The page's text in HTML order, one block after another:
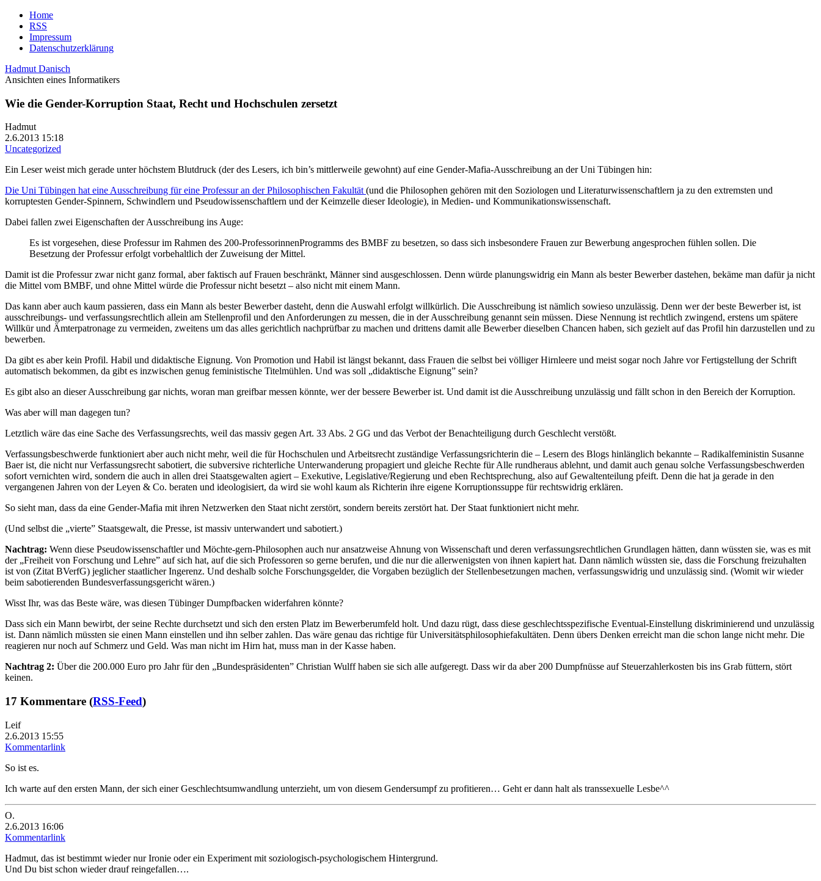
Home
RSS
Impressum
Datenschutzerklärung
Hadmut Danisch
Ansichten eines Informatikers
Wie die Gender-Korruption Staat, Recht und Hochschulen zersetzt
Hadmut
2.6.2013 15:18
Uncategorized
Ein Leser weist mich gerade unter höchstem Blutdruck (der des Lesers, ich bin’s mittlerweile gewohnt) auf eine Gender-Mafia-Ausschreibung an der Uni Tübingen hin:
Die Uni Tübingen hat eine Ausschreibung für eine Professur an der Philosophischen Fakultät(und die Philosophen gehören mit den Soziologen und Literaturwissenschaftlern ja zu den extremsten und
korruptesten Gender-Spinnern, Schwindlern und Pseudowissenschaftlern und der Keimzelle dieser Ideologie), in Medien- und Kommunikationswissenschaft.
Dabei fallen zwei Eigenschaften der Ausschreibung ins Auge:
Es ist vorgesehen, diese Professur im Rahmen des 200-ProfessorinnenProgramms des BMBF zu besetzen, so dass sich insbesondere Frauen zur Bewerbung angesprochen fühlen sollen. Die
Besetzung der Professur erfolgt vorbehaltlich der Zuweisung der Mittel.
Damit ist die Professur zwar nicht ganz formal, aber faktisch auf Frauen beschränkt, Männer sind ausgeschlossen. Denn würde planungswidrig ein Mann als bester Bewerber dastehen, bekäme man dafür ja nicht
die Mittel vom BMBF, und ohne Mittel würde die Professur nicht besetzt – also nicht mit einem Mann.
Das kann aber auch kaum passieren, dass ein Mann als bester Bewerber dasteht, denn die Auswahl erfolgt willkürlich. Die Ausschreibung ist nämlich sowieso unzulässig. Denn wer der beste Bewerber ist, ist
ausschreibungs- und verfassungsrechtlich allein am Stellenprofil und den Anforderungen zu messen, die in der Ausschreibung genannt sein müssen. Diese Nennung ist rechtlich zwingend, erstens um spätere
Willkür und Ämterpatronage zu vermeiden, zweitens um das alles gerichtlich nachprüfbar zu machen und drittens damit alle Bewerber dieselben Chancen haben, sich gezielt auf das Profil hin darzustellen und zu
bewerben.
Da gibt es aber kein Profil. Habil und didaktische Eignung. Von Promotion und Habil ist längst bekannt, dass Frauen die selbst bei völliger Hirnleere und meist sogar noch Jahre vor Fertigstellung der Schrift
automatisch bekommen, da gibt es inzwischen genug feministische Titelmühlen. Und was soll „didaktische Eignung” sein?
Es gibt also an dieser Ausschreibung gar nichts, woran man greifbar messen könnte, wer der bessere Bewerber ist. Und damit ist die Ausschreibung unzulässig und fällt schon in den Bereich der Korruption.
Was aber will man dagegen tun?
Letztlich wäre das eine Sache des Verfassungsrechts, weil das massiv gegen Art. 33 Abs. 2 GG und das Verbot der Benachteiligung durch Geschlecht verstößt.
Verfassungsbeschwerde funktioniert aber auch nicht mehr, weil die für Hochschulen und Arbeitsrecht zuständige Verfassungsrichterin die – Lesern des Blogs hinlänglich bekannte – Radikalfeministin Susanne
Baer ist, die nicht nur Verfassungsrecht sabotiert, die subversive richterliche Unterwanderung propagiert und gleiche Rechte für Alle rundheraus ablehnt, und damit auch genau solche Verfassungsbeschwerden
sofort vernichten wird, sondern die auch in allen drei Staatsgewalten agiert – Exekutive, Legislative/Regierung und eben Rechtsprechung, also auf Gewaltenteilung pfeift. Denn die hat ja gerade in den
vergangenen Jahren von der Leyen & Co. beraten und ideologisiert, da wird sie wohl kaum als Richterin ihre eigene Korruptionssuppe für rechtswidrig erklären.
So sieht man, dass da eine Gender-Mafia mit ihren Netzwerken den Staat nicht zerstört, sondern bereits zerstört hat. Der Staat funktioniert nicht mehr.
(Und selbst die „vierte” Staatsgewalt, die Presse, ist massiv unterwandert und sabotiert.)
Nachtrag: Wenn diese Pseudowissenschaftler und Möchte-gern-Philosophen auch nur ansatzweise Ahnung von Wissenschaft und deren verfassungsrechtlichen Grundlagen hätten, dann wüssten sie, was es mit
der „Freiheit von Forschung und Lehre” auf sich hat, auf die sich Professoren so gerne berufen, und die nur die allerwenigsten von ihnen kapiert hat. Dann nämlich wüssten sie, dass die Forschung freizuhalten
ist von (Zitat BVerfG) jeglicher staatlicher Ingerenz. Und deshalb solche Forschungsgelder, die Vorgaben bezüglich der Stellenbesetzungen machen, verfassungswidrig und unzulässig sind. (Womit wir wieder
beim sabotierenden Bundesverfassungsgericht wären.)
Wisst Ihr, was das Beste wäre, was diesen Tübinger Dumpfbacken widerfahren könnte?
Dass sich ein Mann bewirbt, der seine Rechte durchsetzt und sich den ersten Platz im Bewerberumfeld holt. Und dazu rügt, dass diese geschlechtsspezifische Eventual-Einstellung diskriminierend und unzulässig
ist. Dann nämlich müssten sie einen Mann einstellen und ihn selber zahlen. Das wäre genau das richtige für Universitätsphilosophiefakultäten. Denn übers Denken erreicht man die schon lange nicht mehr. Die
reagieren nur noch auf Schmerz und Geld. Was man nicht im Hirn hat, muss man in der Kasse haben.
Nachtrag 2: Über die 200.000 Euro pro Jahr für den „Bundespräsidenten” Christian Wulff haben sie sich alle aufgeregt. Dass wir da aber 200 Dumpfnüsse auf Steuerzahlerkosten bis ins Grab füttern, stört
keinen.
17 Kommentare (RSS-Feed)
Leif
2.6.2013 15:55
Kommentarlink
So ist es.
Ich warte auf den ersten Mann, der sich einer Geschlechtsumwandlung unterzieht, um von diesem Gendersumpf zu profitieren… Geht er dann halt als transsexuelle Lesbe^^
O.
2.6.2013 16:06
Kommentarlink
Hadmut, das ist bestimmt wieder nur Ironie oder ein Experiment mit soziologisch-psychologischem Hintergrund.
Und Du bist schon wieder drauf reingefallen….